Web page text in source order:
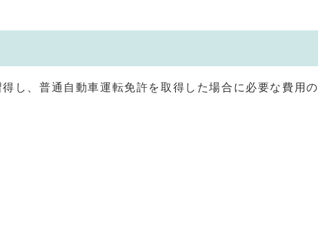
し、普通自動車運転免許を取得した場合に必要な費用の